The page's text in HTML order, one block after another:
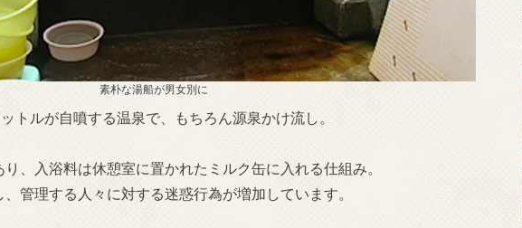
素朴な湯船が男女別に
トルが自噴する温泉で、もちろん源泉かけ流し。
、入浴料は休憩室に置かれたミルク缶に入れる仕組み。
管理する人々に対する迷惑行為が増加しています。